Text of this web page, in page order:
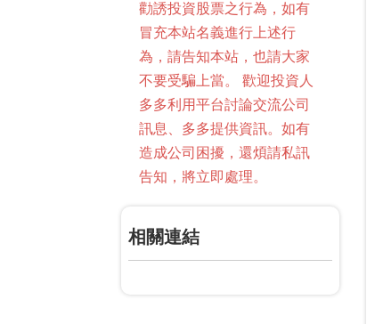
勸誘投資股票之行為，如有
冒充本站名義進行上述行
為，請告知本站，也請大家
不要受騙上當。 歡迎投資人
多多利用平台討論交流公司
訊息、多多提供資訊。如有
造成公司困擾，還煩請私訊
告知，將立即處理。
相關連結